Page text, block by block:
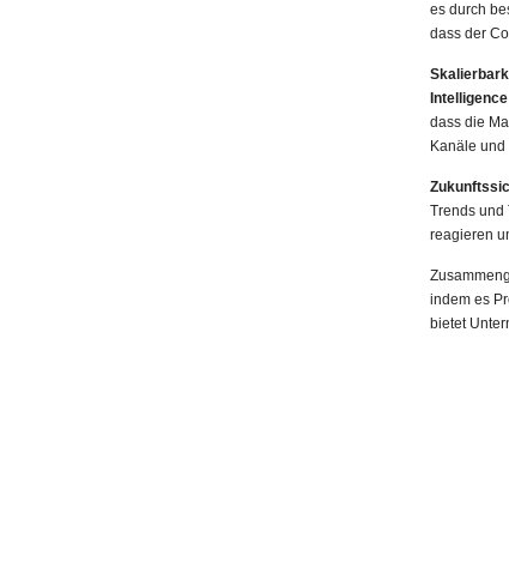
es durch
dass der
dass die
Kanäle
Trends und
reagieren
indem es
bietet